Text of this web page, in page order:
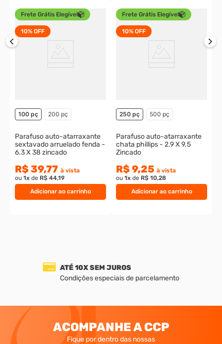
Frete Grátis Elegível
10% OFF
Adicionar ao carrinho
100 pç 200 pç
Parafuso auto-atarraxante
sextavado arruelado fenda -
6.3 X 38 zincado
R$ 39,77 à vista
ou 1x de R$ 44,19
Frete Grátis Elegível
10% OFF
Adicionar ao carrinho
250 pç 500 pç
Parafuso auto-atarraxante
chata phillips - 2.9 X 9.5
Zincado
R$ 9,25 à vista
ou 1x de R$ 10,28
ATÉ 10X SEM JUROS
Condições especiais de parcelamento
ACOMPANHE A CCP
Fique por dentro das nossas